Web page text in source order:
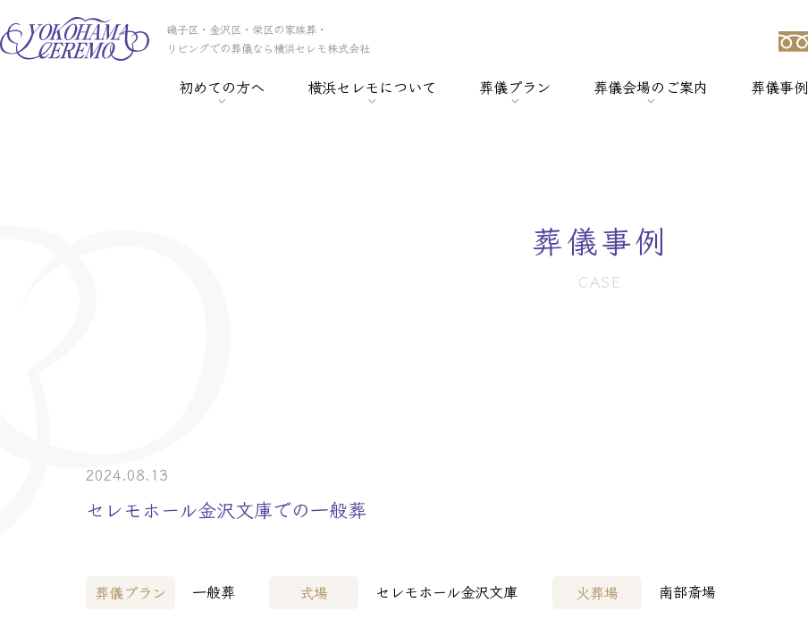
磯子区・金沢区・栄区の家族葬・
リビングでの葬儀なら横浜セレモ株式会社
初めての方へ 横浜セレモについて 葬儀プラン 葬儀会場のご案内
> セレモホール富岡
葬儀事例
葬儀事例
CASE
2024.08.13
セレモホール金沢文庫での一般葬
葬儀プラン 一般葬 式場 セレモホール金沢文庫 火葬場 南部斎場